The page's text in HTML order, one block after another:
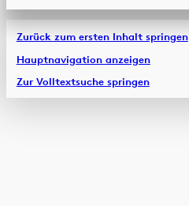
Zurück zum ersten Inhalt springen
Hauptnavigation anzeigen
Zur Volltextsuche springen